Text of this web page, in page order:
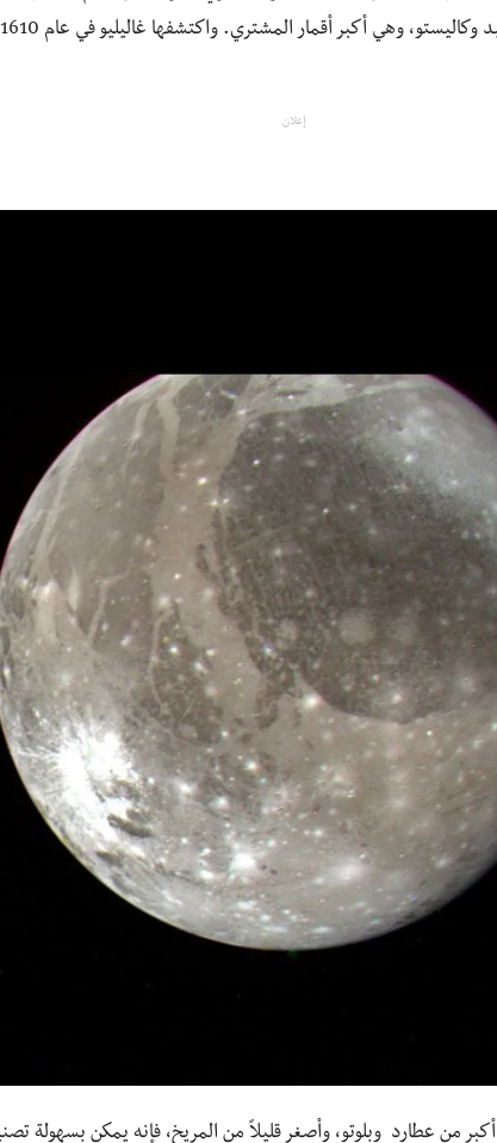
إعلان
من عطارد وبلوتو، وأصغر قليلاً من المريخ، فإنه يمكن بسهولة